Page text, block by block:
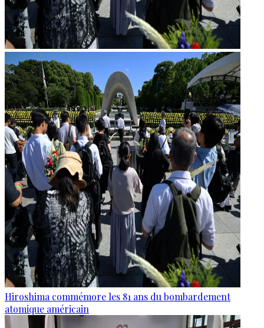
Hiroshima commémore les 81 ans du bombardement
atomique américain